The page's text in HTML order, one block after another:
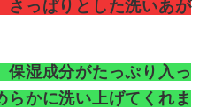
ぱりとした洗いあが
分がたっぷり入っ
らかに洗い上げてくれま